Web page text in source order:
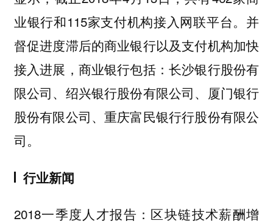
业银行和115家支付机构接入网联平台。并
督促进度滞后的商业银行以及支付机构加快
接入进展，商业银行包括：长沙银行股份有
限公司、绍兴银行股份有限公司、厦门银行
股份有限公司、重庆富民银行行股份有限公
司。
行业新闻
2018一季度人才报告：区块链技术薪酬增